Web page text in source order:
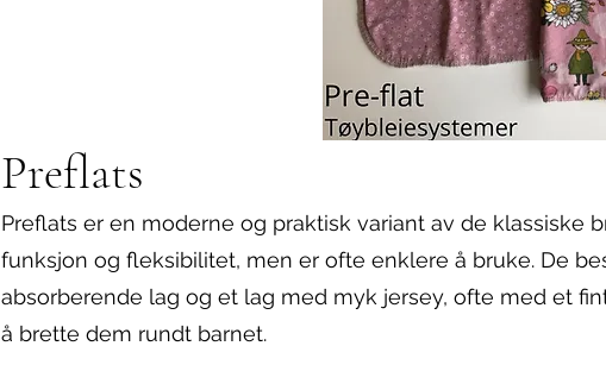
Preflats
Preflats er en moderne og praktisk variant av de klassiske
funksjon og fleksibilitet, men er ofte enklere å bruke. De
absorberende lag og et lag med myk jersey, ofte med et
å brette dem rundt barnet.